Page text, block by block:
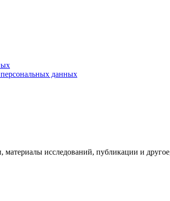
персональных данных
исследований, публикации и